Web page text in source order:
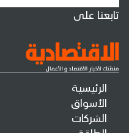
الرئيسية
الأسواق
الشركات
تابعنا على